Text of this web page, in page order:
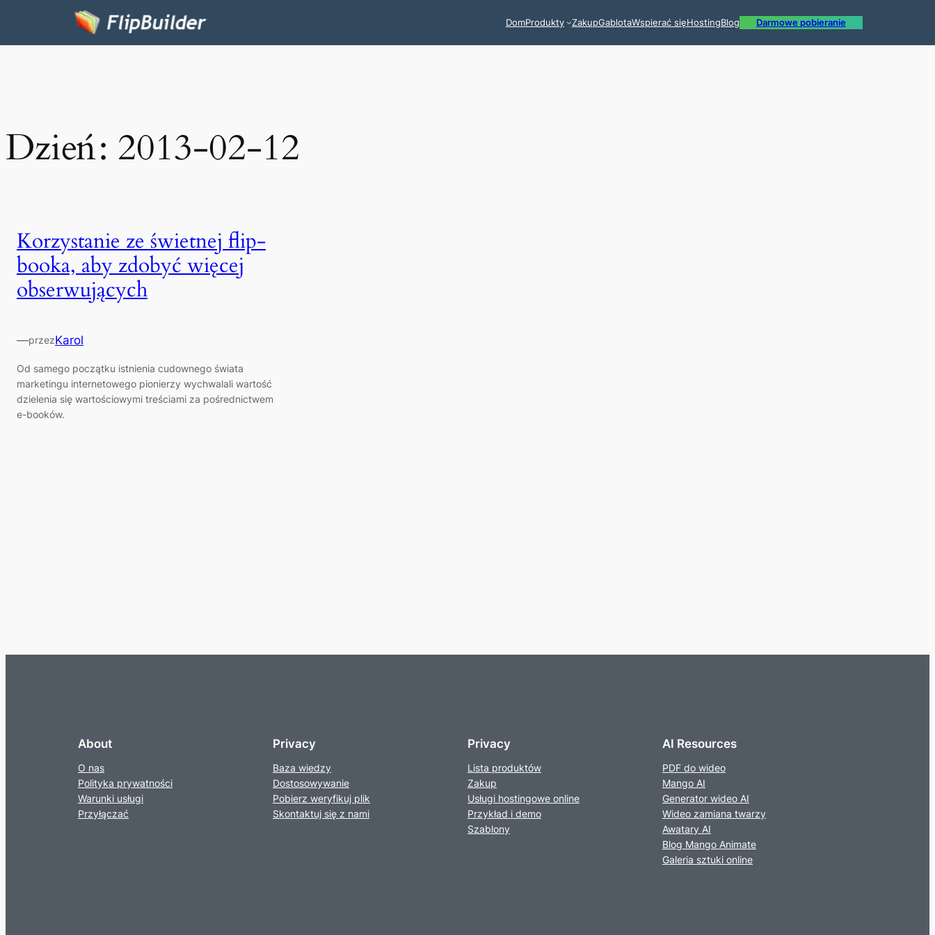
DomProdukty ZakupGablotaWspierać sięHostingBlog Darmowe pobieranie
Dzień: 2013-02-12
Korzystanie ze świetnej flip-
booka, aby zdobyć więcej
obserwujących
—przezKarol
Od samego początku istnienia cudownego świata
marketingu internetowego pionierzy wychwalali wartość
dzielenia się wartościowymi treściami za pośrednictwem
e-booków.
About
O nas
Polityka prywatności
Warunki usługi
Przyłączać
Privacy
Baza wiedzy
Dostosowywanie
Pobierz weryfikuj plik
Skontaktuj się z nami
Privacy
Lista produktów
Zakup
Usługi hostingowe online
Przykład i demo
Szablony
AI Resources
PDF do wideo
Mango AI
Generator wideo AI
Wideo zamiana twarzy
Awatary AI
Blog Mango Animate
Galeria sztuki online